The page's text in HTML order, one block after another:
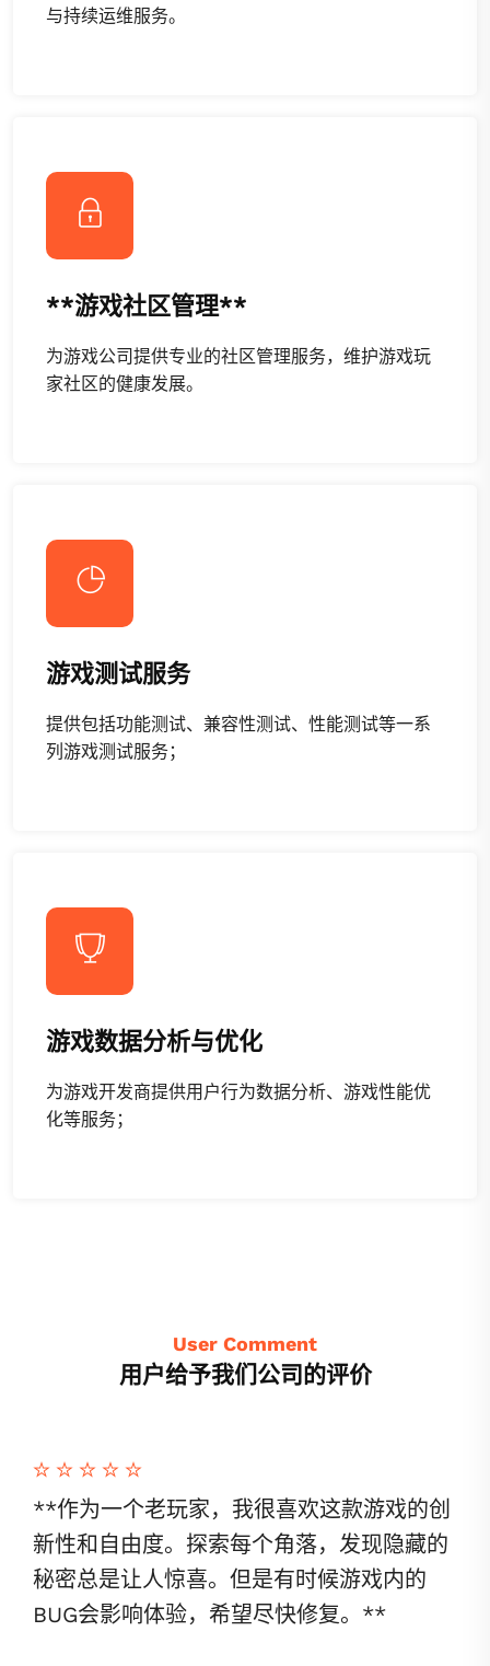
与持续运维服务。
**游戏社区管理**
为游戏公司提供专业的社区管理服务，维护游戏玩
家社区的健康发展。
游戏测试服务
提供包括功能测试、兼容性测试、性能测试等一系
列游戏测试服务；
游戏数据分析与优化
为游戏开发商提供用户行为数据分析、游戏性能优
化等服务；
User Comment
用户给予我们公司的评价
**作为一个老玩家，我很喜欢这款游戏的创
新性和自由度。探索每个角落，发现隐藏的
秘密总是让人惊喜。但是有时候游戏内的
BUG会影响体验，希望尽快修复。**